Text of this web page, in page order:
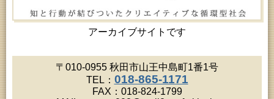
アーカイブサイトです
2026年08月20日 (秋田市)
女性教育「女性セミナー『ゆうわ』」
2026年08月20日 (秋田市)
2026年08月20日 (秋田市)
女性教育「八橋ひまわり女性学級」
2026年08月20日 (秋田市)
乳幼児教育「カンガルー乳幼児学級」
〒010-0955 秋田市山王中島町1番1号
TEL： 018-865-1171
FAX：018-824-1799